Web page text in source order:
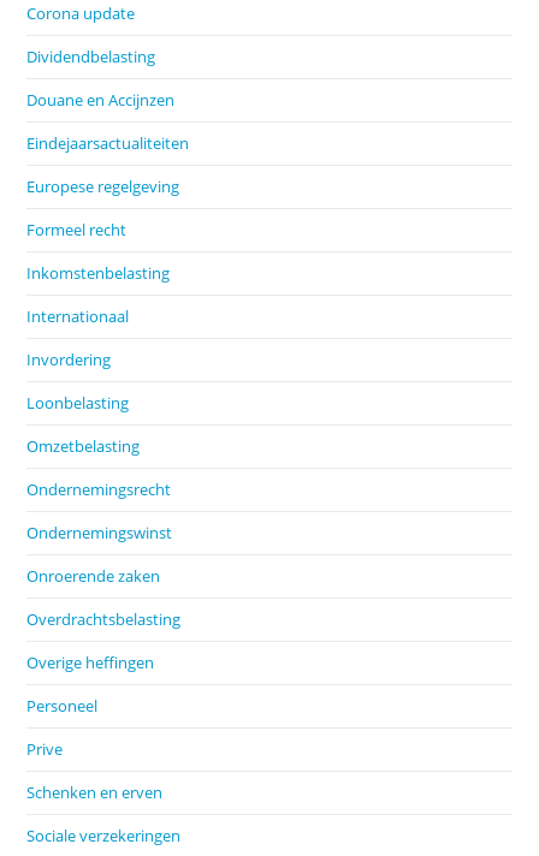
Corona update
Dividendbelasting
Douane en Accijnzen
Eindejaarsactualiteiten
Europese regelgeving
Formeel recht
Inkomstenbelasting
Internationaal
Invordering
Loonbelasting
Omzetbelasting
Ondernemingsrecht
Ondernemingswinst
Onroerende zaken
Overdrachtsbelasting
Overige heffingen
Personeel
Prive
Schenken en erven
Sociale verzekeringen